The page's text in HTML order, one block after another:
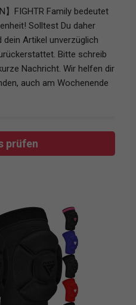
】FIGHTR Family bedeutet
Solltest Du daher
Artikel unverzüglich
Bitte schreib
Nachricht. Wir helfen dir
auch am Wochenende
prüfen